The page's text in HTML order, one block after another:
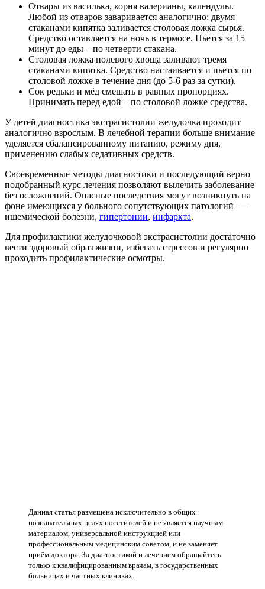
Отвары из василька, корня валерианы, календулы.
Любой из отваров заваривается аналогично: двумя
стаканами кипятка заливается столовая ложка сырья.
Средство оставляется на ночь в термосе. Пьется за 15
минут до еды – по четверти стакана.
Столовая ложка полевого хвоща заливают тремя
стаканами кипятка. Средство настаивается и пьется по
столовой ложке в течение дня (до 5-6 раз за сутки).
Сок редьки и мёд смешать в равных пропорциях.
Принимать перед едой – по столовой ложке средства.
У детей диагностика экстрасистолии желудочка проходит
аналогично взрослым. В лечебной терапии больше внимание
уделяется сбалансированному питанию, режиму дня,
применению слабых седативных средств.
Своевременные методы диагностики и последующий верно
подобранный курс лечения позволяют вылечить заболевание
без осложнений. Опасные последствия могут возникнуть на
фоне имеющихся у больного сопутствующих патологий —
ишемической болезни, гипертонии, инфаркта.
Для профилактики желудочковой экстрасистолии достаточно
вести здоровый образ жизни, избегать стрессов и регулярно
проходить профилактические осмотры.
Данная статья размещена исключительно в общих
познавательных целях посетителей и не является научным
материалом, универсальной инструкцией или
профессиональным медицинским советом, и не заменяет
приём доктора. За диагностикой и лечением обращайтесь
только к квалифицированным врачам, в государственных
больницах и частных клиниках.